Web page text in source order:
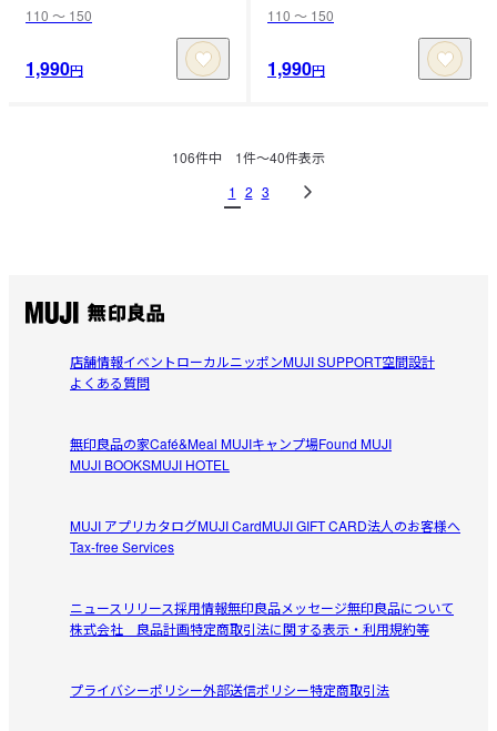
110 〜 150
1,990円
110 〜 150
1,990円
106件中 1件〜40件表示
1 2 3
店舗情報イベントローカルニッポンMUJI SUPPORT空間設計
よくある質問
無印良品の家Café&Meal MUJIキャンプ場Found MUJI
MUJI BOOKSMUJI HOTEL
MUJI アプリカタログMUJI CardMUJI GIFT CARD法人のお客様へ
Tax-free Services
ニュースリリース採用情報無印良品メッセージ無印良品について
株式会社 良品計画特定商取引法に関する表示・利用規約等
プライバシーポリシー外部送信ポリシー特定商取引法